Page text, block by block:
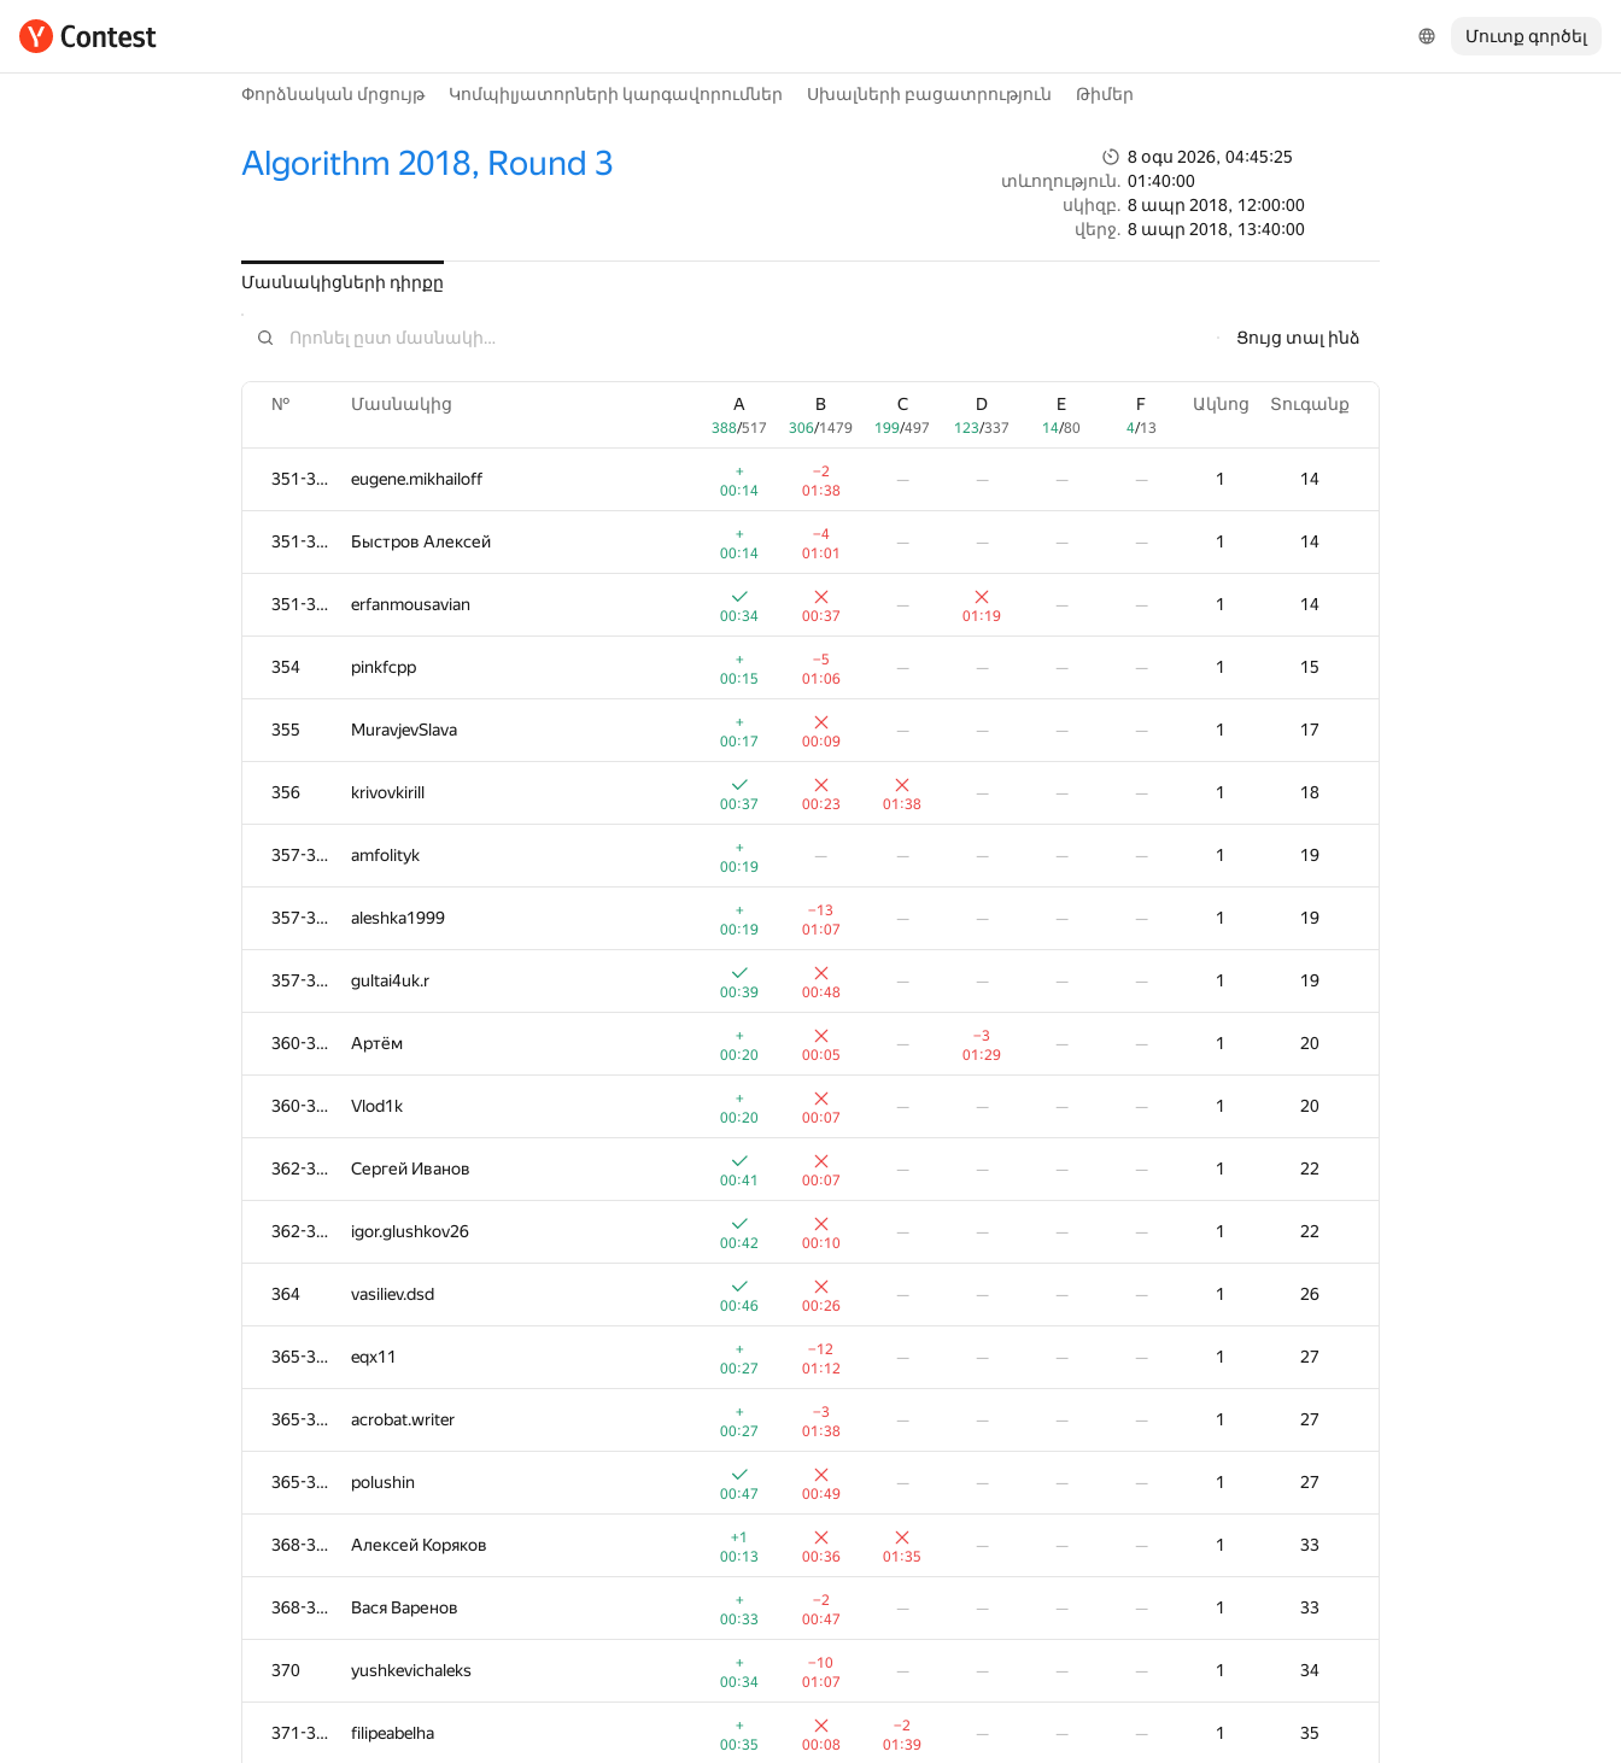
Մուտք գործել
Փորձնական մրցույթ Կոմպիլյատորների կարգավորումներ Սխալների բացատրություն Թիմեր
Algorithm 2018, Round 3
8 օգս 2026, 04:45:25
տևողություն. 01:40:00
սկիզբ. 8 ապր 2018, 12:00:00
վերջ. 8 ապր 2018, 13:40:00
Մասնակիցների դիրքը
Ցույց տալ ինձ
№ Մասնակից A
388/517
B
306/1479
C
199/497
D
123/337
E
14/80
F
4/13
Ակնոց Տուգանք
351-353 eugene.mikhailoff
+
00:14
−2
01:38
— — — — 1 14
351-353 Быстров Алексей
+
00:14
−4
01:01
— — — — 1 14
351-353 erfanmousavian
00:34 00:37
—
01:19
— — 1 14
354 pinkfcpp
+
00:15
−5
01:06
— — — — 1 15
355 MuravjevSlava
+
00:17
00:09
— — — — 1 17
356 krivovkirill
00:37 00:23 01:38
— — — 1 18
357-359 amfolityk
+
00:19
— — — — — 1 19
357-359 aleshka1999
+
00:19
−13
01:07
— — — — 1 19
357-359 gultai4uk.r
00:39 00:48
— — — — 1 19
360-361 Артём
+
00:20
00:05
—
−3
01:29
— — 1 20
360-361 Vlod1k
+
00:20
00:07
— — — — 1 20
362-363 Сергей Иванов
00:41 00:07
— — — — 1 22
362-363 igor.glushkov26
00:42 00:10
— — — — 1 22
364 vasiliev.dsd
00:46 00:26
— — — — 1 26
365-367 eqx11
+
00:27
−12
01:12
— — — — 1 27
365-367 acrobat.writer
+
00:27
−3
01:38
— — — — 1 27
365-367 polushin
00:47 00:49
— — — — 1 27
368-369 Алексей Коряков
+1
00:13
00:36 01:35
— — — 1 33
368-369 Вася Варенов
+
00:33
−2
00:47
— — — — 1 33
370 yushkevichaleks
+
00:34
−10
01:07
— — — — 1 34
371-372 filipeabelha
+
00:35
00:08
−2
01:39
— — — 1 35